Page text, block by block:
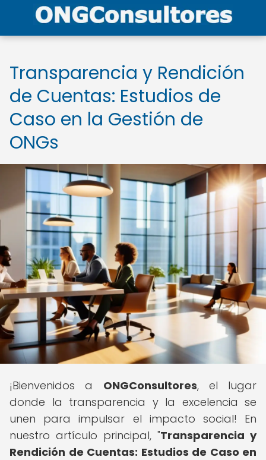
Transparencia y Rendición
de Cuentas: Estudios de
Caso en la Gestión de
ONGs
¡Bienvenidos a ONGConsultores, el lugar
donde la transparencia y la excelencia se
unen para impulsar el impacto social! En
nuestro artículo principal, "Transparencia y
Rendición de Cuentas: Estudios de Caso en